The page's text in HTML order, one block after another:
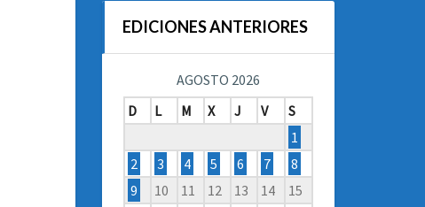
EDICIONES ANTERIORES
AGOSTO 2026
D
L M X J V
S
1
2
3 4 5 6 7
8
9
10 11 12 13 14
15